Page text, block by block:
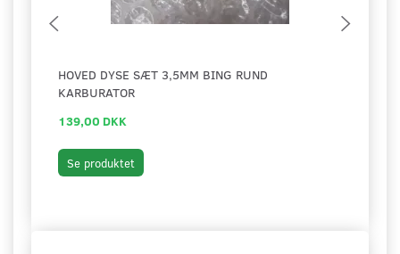
HOVED DYSE SÆT 3,5MM BING RUND
KARBURATOR
139,00 DKK
Se produktet